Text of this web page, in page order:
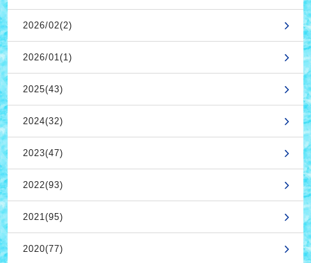
2026/02(2)
2026/01(1)
2025(43)
2024(32)
2023(47)
2022(93)
2021(95)
2020(77)